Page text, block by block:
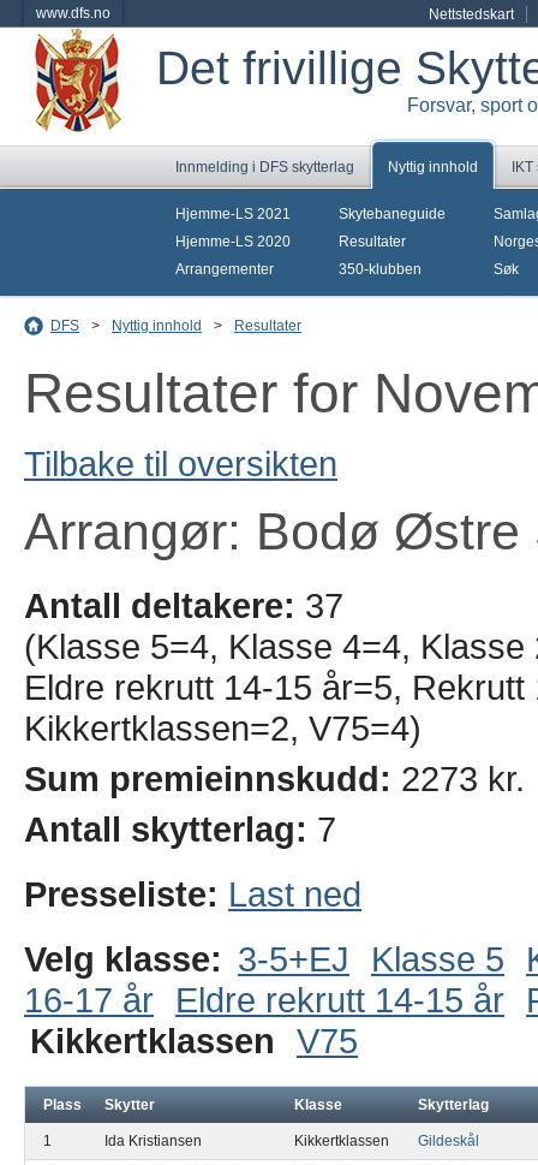
www.dfs.no Nettstedskart
Det frivillige
Forsvar, sport
Innmelding i DFS skytterlag Nyttig innhold
Hjemme-LS 2021
Hjemme-LS 2020
Arrangementer
Skytebaneguide
Resultater
350-klubben
Søk
DFS > Nyttig innhold > Resultater
Resultater for
Tilbake til oversikten
Arrangør: Bodø Østre
Antall deltakere: 37
(Klasse 5=4, Klasse 4=4,
Eldre rekrutt 14-15 år=5,
Kikkertklassen=2, V75=4)
Sum premieinnskudd: 2273 kr.
Antall skytterlag: 7
Presseliste: Last ned
Velg klasse: 3-5+EJ Klasse 5
16-17 år
Eldre rekrutt 14-15 år
Kikkertklassen
V75
Plass Skytter Klasse Skytterlag
1 Ida Kristiansen Kikkertklassen Gildeskål